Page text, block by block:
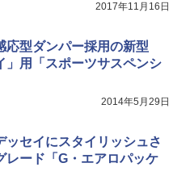
2017年11月16日
応型ダンパー採用の新型
」用「スポーツサスペンシ
2014年5月29日
ッセイにスタイリッシュさ
レード「G・エアロパッケ